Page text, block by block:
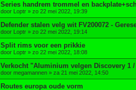
Series handrem trommel en
door Loptr » zo 22 mei 2022, 19:39
Defender stalen velg wit FV200072 -
door Loptr » zo 22 mei 2022, 19:14
Split rims voor een prikkie
door Loptr » zo 22 mei 2022, 18:08
Verkocht "Aluminium velgen Discovery 1 /
door megamannen » za 21 mei 2022, 14:50
Routes europa oude vorm